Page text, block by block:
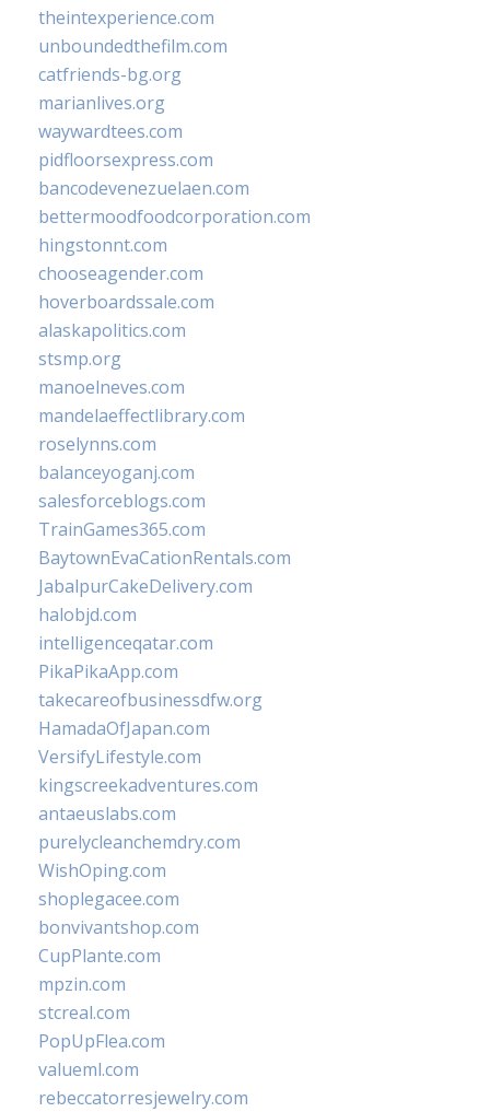
theintexperience.com
unboundedthefilm.com
catfriends-bg.org
marianlives.org
waywardtees.com
pidfloorsexpress.com
bancodevenezuelaen.com
bettermoodfoodcorporation.com
hingstonnt.com
chooseagender.com
hoverboardssale.com
alaskapolitics.com
stsmp.org
manoelneves.com
mandelaeffectlibrary.com
roselynns.com
balanceyoganj.com
salesforceblogs.com
TrainGames365.com
BaytownEvaCationRentals.com
JabalpurCakeDelivery.com
halobjd.com
intelligenceqatar.com
PikaPikaApp.com
takecareofbusinessdfw.org
HamadaOfJapan.com
VersifyLifestyle.com
kingscreekadventures.com
antaeuslabs.com
purelycleanchemdry.com
WishOping.com
shoplegacee.com
bonvivantshop.com
CupPlante.com
mpzin.com
stcreal.com
PopUpFlea.com
valueml.com
rebeccatorresjewelry.com